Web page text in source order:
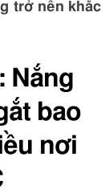
trở nên khắc
Nắng
bao
nơi